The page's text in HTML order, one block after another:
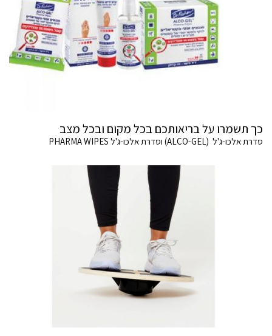
כך תשמרו על בריאותכם בכל מקום ובכל מצב
סדרת אלכו-ג'ל (ALCO-GEL) וסדרת אלכו-ג'ל PHARMA WIPES